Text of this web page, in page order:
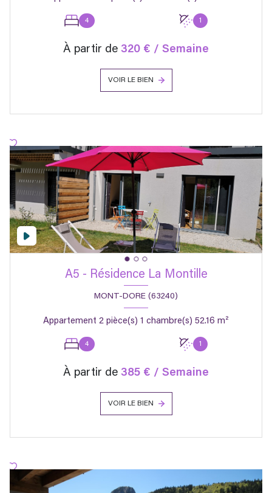
4 1
À partir de 320 € / Semaine
VOIR LE BIEN
A5 - Résidence La Montille
MONT-DORE (63240)
Appartement 2 pièce(s) 1 chambre(s) 52.16 m²
4 1
À partir de 385 € / Semaine
VOIR LE BIEN